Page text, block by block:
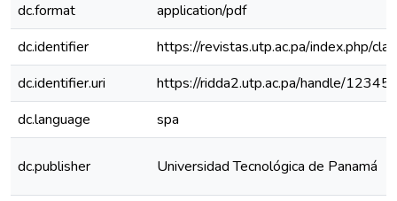
dc.format
application/pdf
dc.identifier
https://revistas.utp.ac.pa/index.php/
dc.identifier.uri
https://ridda2.utp.ac.pa/handle/
dc.language
spa
dc.publisher Universidad Tecnológica de Panamá